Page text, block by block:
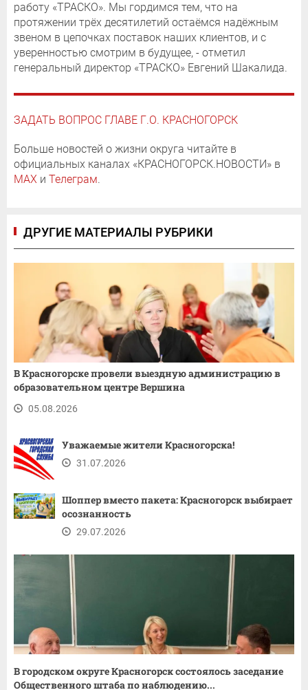
работу «ТРАСКО». Мы гордимся тем, что на
протяжении трёх десятилетий остаёмся надёжным
звеном в цепочках поставок наших клиентов, и с
уверенностью смотрим в будущее, - отметил
генеральный директор «ТРАСКО» Евгений Шакалида.
ЗАДАТЬ ВОПРОС ГЛАВЕ Г.О. КРАСНОГОРСК
Больше новостей о жизни округа читайте в
официальных каналах «КРАСНОГОРСК.НОВОСТИ» в
MAX и Телеграм.
ДРУГИЕ МАТЕРИАЛЫ РУБРИКИ
В Красногорске провели выездную администрацию в
образовательном центре Вершина
05.08.2026
Уважаемые жители Красногорска!
31.07.2026
Шоппер вместо пакета: Красногорск выбирает
осознанность
29.07.2026
В городском округе Красногорск состоялось заседание
Общественного штаба по наблюдению...